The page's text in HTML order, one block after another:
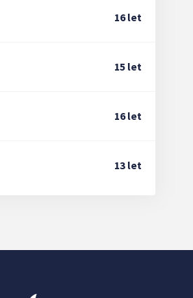
16 let
15 let
16 let
13 let